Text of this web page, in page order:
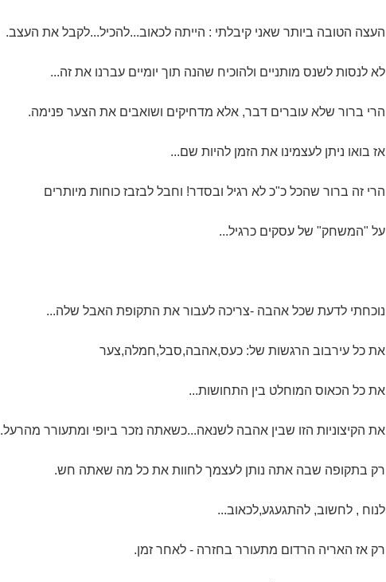
העצה הטובה ביותר שאני קיבלתי : הייתה לכאוב...להכיל...לקבל את העצב.
לא לנסות לשנס מותניים ולהוכיח שהנה תוך יומיים עברנו את זה...
הרי ברור שלא עוברים דבר, אלא מדחיקים ושואבים את הצער פנימה.
אז בואו ניתן לעצמינו את הזמן להיות שם...
הרי זה ברור שהכל כ"כ לא רגיל ובסדר! וחבל לבזבז כוחות מיותרים
על "המשחק" של עסקים כרגיל...
נוכחתי לדעת שכל אהבה -צריכה לעבור את התקופת האבל שלה...
את כל עירבוב הרגשות של: כעס,אהבה,סבל,חמלה,צער
את כל הכאוס המוחלט בין התחושות...
את הקיצוניות הזו שבין אהבה לשנאה...כשאתה נזכר ביופי ומתעורר מהרעל.
רק בתקופה שבה אתה נותן לעצמך לחוות את כל מה שאתה חש.
לנוח , לחשוב, להתגעגע,לכאוב...
רק אז האריה הרדום מתעורר בחזרה - לאחר זמן.